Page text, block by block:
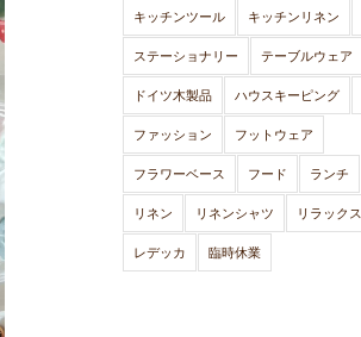
キッチンツール キッチンリネン
ステーショナリー テーブルウェア
ドイツ木製品 ハウスキーピング
ファッション フットウェア
フラワーベース フード ランチ
リネン リネンシャツ リラックス
レデッカ 臨時休業